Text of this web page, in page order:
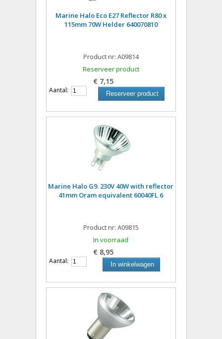
Marine Halo Eco E27 Reflector R80 x
115mm 70W Helder 640070810
Product nr: A09814
Reserveer product
€ 7,15
Aantal: Reserveer product
Marine Halo G9. 230V 40W with reflector
41mm Oram equivalent 60040FL 6
Product nr: A09815
In voorraad
€ 8,95
Aantal: In winkelwagen